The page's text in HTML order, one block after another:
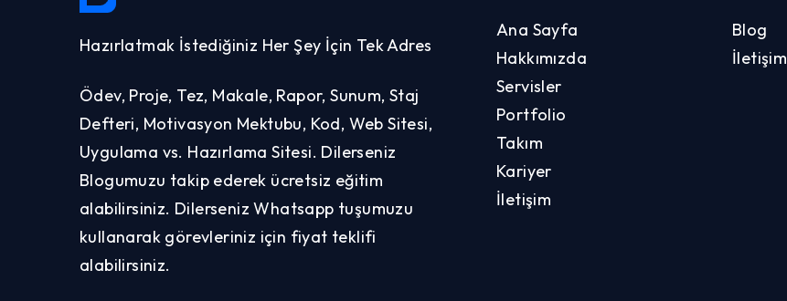
Hazırlatmak İstediğiniz Her Şey İçin Tek Adres
Ödev, Proje, Tez, Makale, Rapor, Sunum, Staj
Defteri, Motivasyon Mektubu, Kod, Web Sitesi,
Uygulama vs. Hazırlama Sitesi. Dilerseniz
Blogumuzu takip ederek ücretsiz eğitim
alabilirsiniz. Dilerseniz Whatsapp tuşumuzu
kullanarak görevleriniz için fiyat teklifi
alabilirsiniz.
Ana Sayfa
Hakkımızda
Servisler
Portfolio
Takım
Kariyer
İletişim
Blog
İletişim